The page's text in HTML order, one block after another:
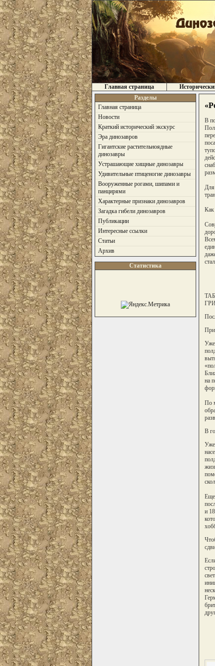
Главная страница
Разделы
Главная страница
Новости
Краткий исторический экскурс
Эра динозавров
Гигантские растительноядные
динозавры
Устрашающие хищные динозавры
Удивительные птиценогие динозавры
Вооруженные рогами, шипами и
панцирями
Характерные признаки динозавров
Загадка гибели динозавров
Публикации
Интересные ссылки
Статьи
Архив
Статистика
В
Для
Как
Уже
на
По
В
Уже
Еще
и